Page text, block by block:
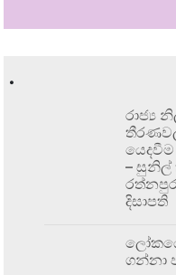
.
රාජ්‍ය
–
දිසාපති
ගන්නා